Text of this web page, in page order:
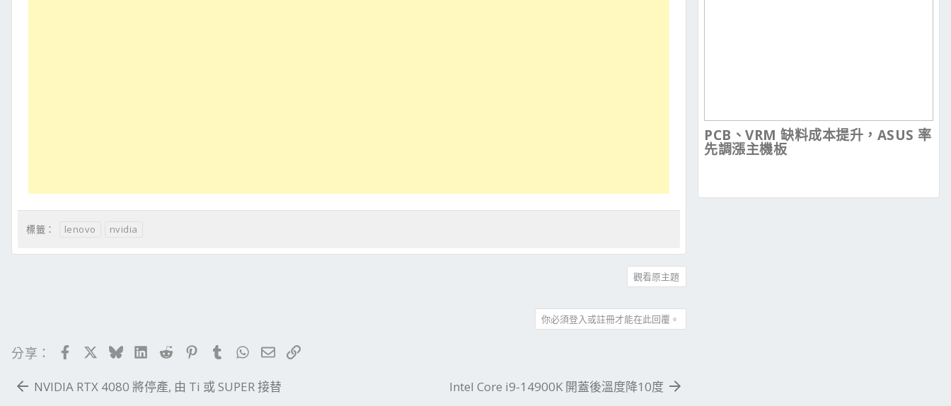
標籤： lenovo nvidia
觀看原主題
你必須登入或註冊才能在此回覆。
分享： FacebookBlueskyLinkedIn
RedditPinterestTumblrWhatsApp
電子郵件
連結
NVIDIA RTX 4080 將停產, 由 Ti 或 SUPER 接替 Intel Core i9-14900K 開蓋後溫度降10度
PCB、VRM 缺料成本提升，ASUS 率
先調漲主機板